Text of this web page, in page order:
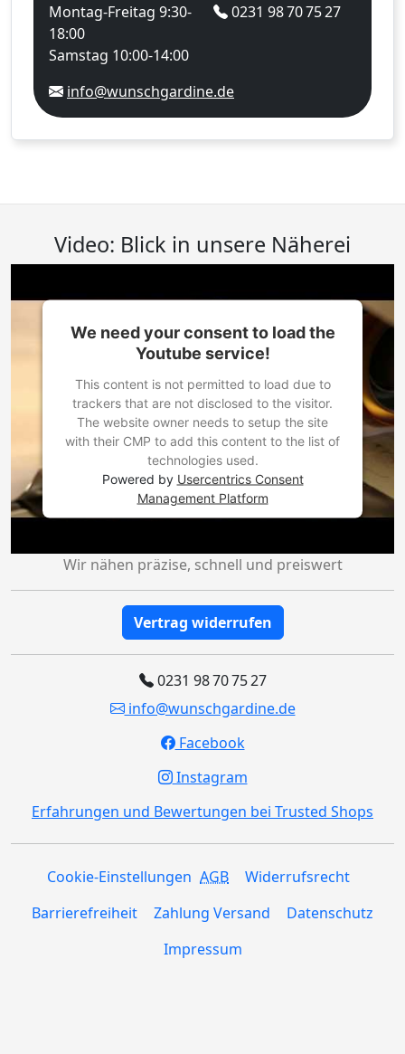
Montag-Freitag 9:30-
18:00
Samstag 10:00-14:00
0231 98 70 75 27
info@wunschgardine.de
Video: Blick in unsere Näherei
We need your consent to load the
Youtube service!
This content is not permitted to load due to
trackers that are not disclosed to the visitor.
The website owner needs to setup the site
with their CMP to add this content to the list of
technologies used.
Powered by Usercentrics Consent
Management Platform
Wir nähen präzise, schnell und preiswert
Vertrag widerrufen
0231 98 70 75 27
info@wunschgardine.de
Facebook
Instagram
Erfahrungen und Bewertungen bei Trusted Shops
Cookie-Einstellungen AGB
Widerrufsrecht
Barrierefreiheit
Zahlung Versand
Datenschutz
Impressum